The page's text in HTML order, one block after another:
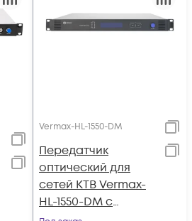
Vermax-HL-1550-DM
Передатчик
оптический для
сетей КТВ Vermax-
HL-1550-DM с